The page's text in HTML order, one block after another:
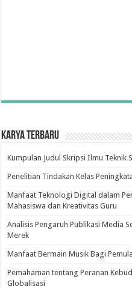
Karya Terbaru
Kumpulan Judul Skripsi Ilmu Teknik
Penelitian Tindakan Kelas
Manfaat Teknologi Digital dalam
Mahasiswa dan Kreativitas Guru
Analisis Pengaruh Publikasi Media
Merek
Manfaat Bermain Musik Bagi Pemula
Pemahaman tentang Peranan
Globalisasi